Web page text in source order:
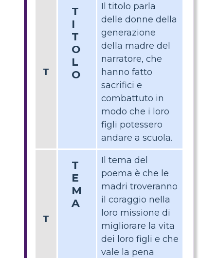
T
T
I
T
O
L
O
Il titolo parla
delle donne della
generazione
della madre del
narratore, che
hanno fatto
sacrifici e
combattuto in
modo che i loro
figli potessero
andare a scuola.
T
T
E
M
A
Il tema del
poema è che le
madri troveranno
il coraggio nella
loro missione di
migliorare la vita
dei loro figli e che
vale la pena